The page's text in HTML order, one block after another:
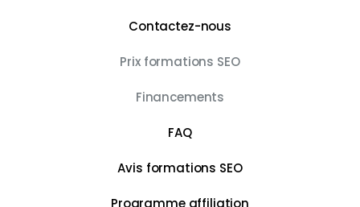
Contactez-nous
Prix formations SEO
Financements
FAQ
Avis formations SEO
Programme affiliation